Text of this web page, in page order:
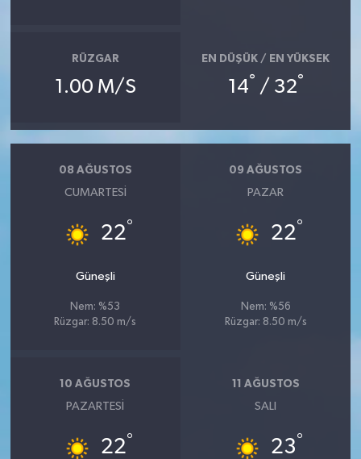
RÜZGAR
1.00 M/S
EN DÜŞÜK / EN YÜKSEK
14° / 32°
08 AĞUSTOS
CUMARTESI
22°
Güneşli
Nem: %53
Rüzgar: 8.50 m/s
09 AĞUSTOS
PAZAR
22°
Güneşli
Nem: %56
Rüzgar: 8.50 m/s
10 AĞUSTOS
PAZARTESI
22°
11 AĞUSTOS
SALI
23°